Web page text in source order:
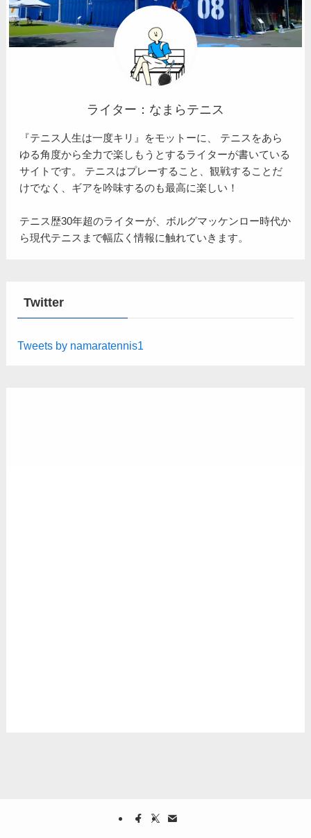
ライター：なまらテニス
『テニス人生は一度キリ』をモットーに、 テニスをあら
ゆる角度から全力で楽しもうとするライターが書いている
サイトです。 テニスはプレーすること、観戦することだ
けでなく、ギアを吟味するのも最高に楽しい！
テニス歴30年超のライターが、ボルグマッケンロー時代か
ら現代テニスまで幅広く情報に触れていきます。
Twitter
Tweets by namaratennis1